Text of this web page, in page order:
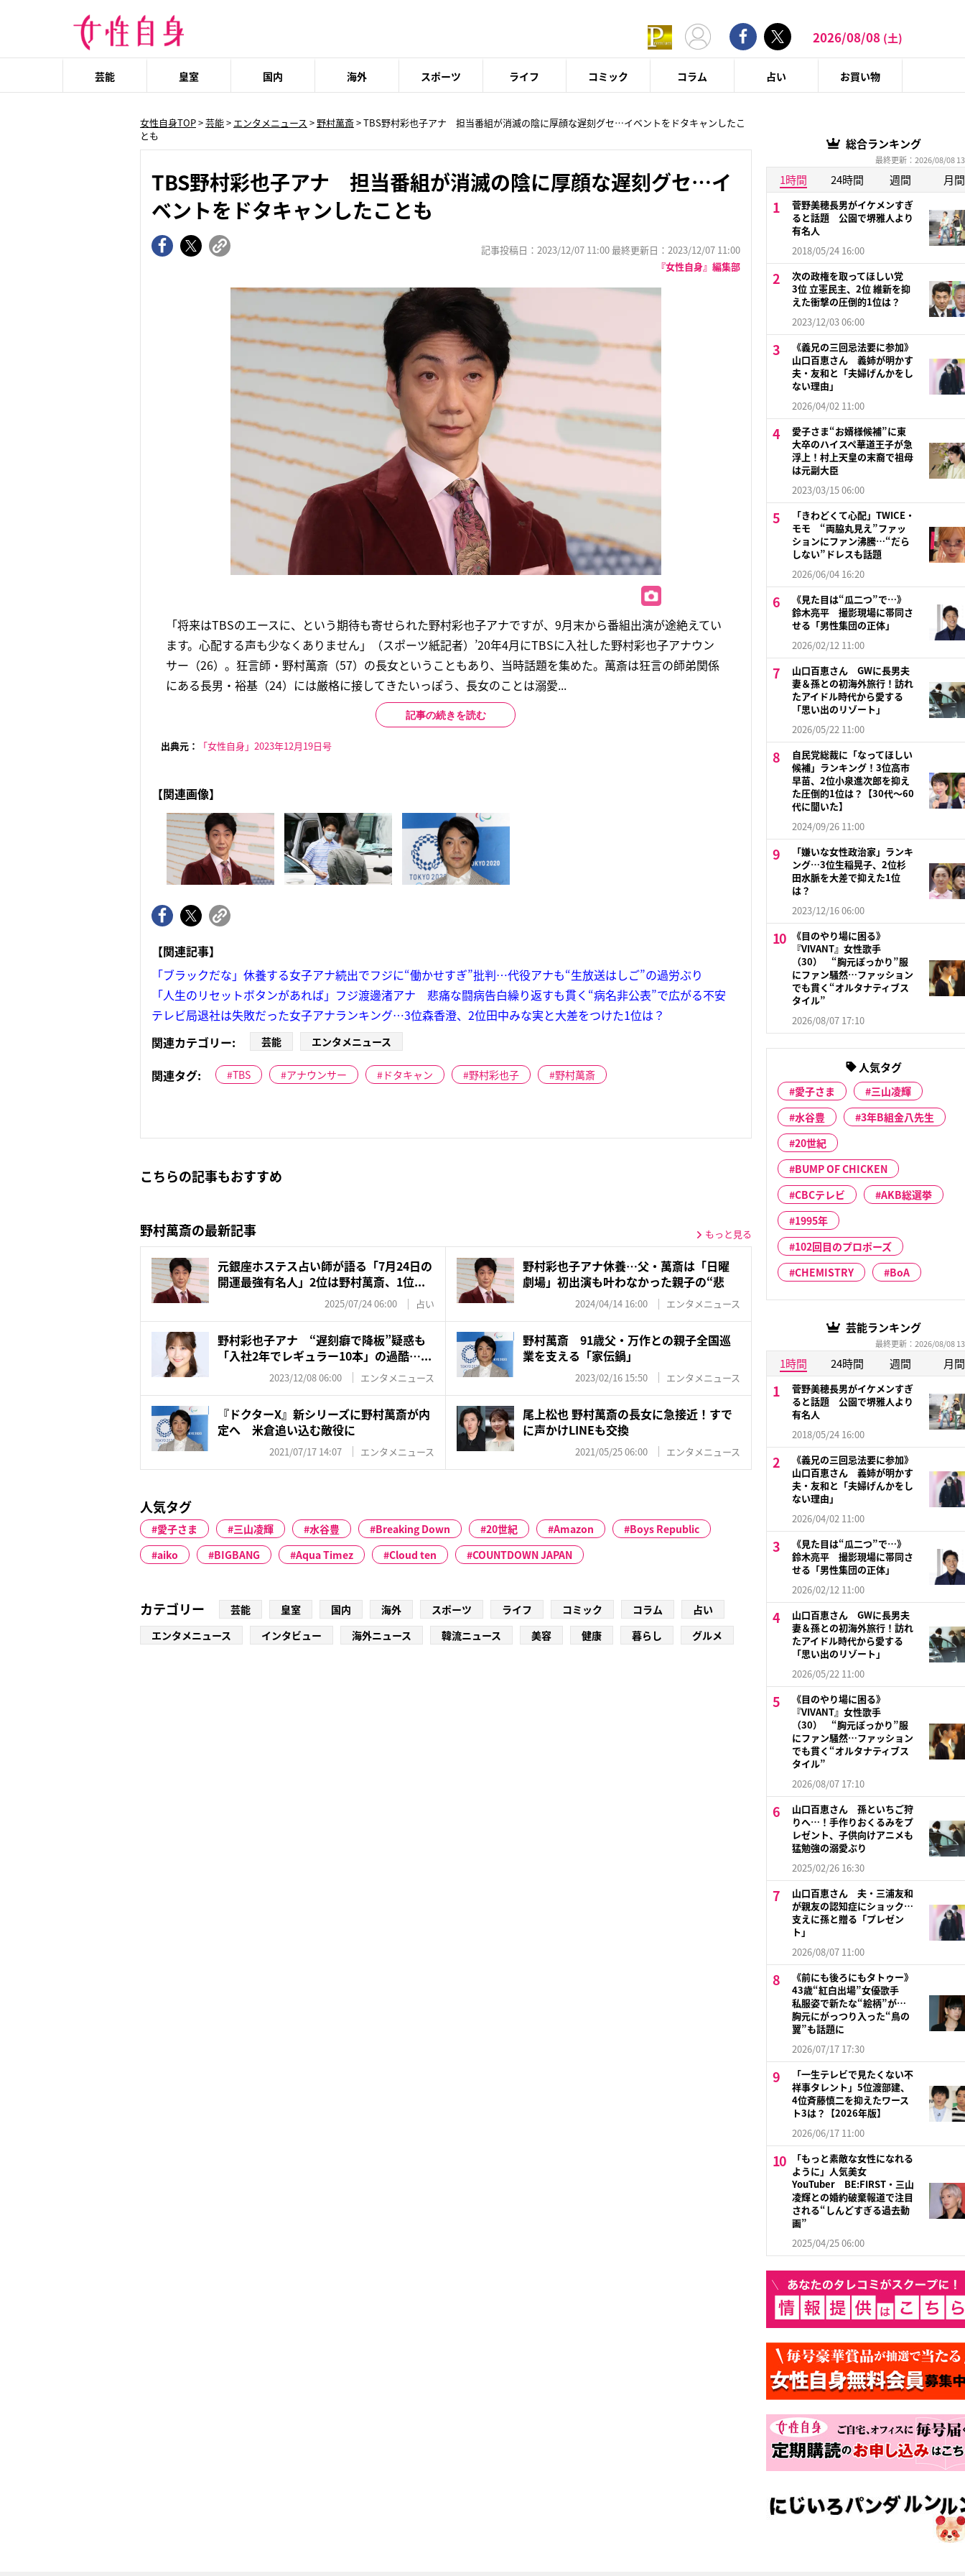
2026/08/08 (土)
芸能 皇室 国内 海外 スポーツ ライフ コミック コラム 占い お買い物
女性自身TOP>芸能> エンタメニュース > 野村萬斎> TBS野村彩也子アナ 担当番組が消滅の陰に厚顔な遅刻グセ…イベントをドタキャンしたこ
とも
TBS野村彩也子アナ 担当番組が消滅の陰に厚顔な遅刻グセ…イ
ベントをドタキャンしたことも
記事投稿日：2023/12/07 11:00 最終更新日：2023/12/07 11:00
『女性自身』編集部
「将来はTBSのエースに、という期待も寄せられた野村彩也子アナですが、9月末から番組出演が途絶えてい
ます。心配する声も少なくありません」（スポーツ紙記者）’20年4月にTBSに入社した野村彩也子アナウン
サー（26）。狂言師・野村萬斎（57）の長女ということもあり、当時話題を集めた。萬斎は狂言の師弟関係
にある長男・裕基（24）には厳格に接してきたいっぽう、長女のことは溺愛...
記事の続きを読む
出典元： 「女性自身」2023年12月19日号
【関連画像】
【関連記事】
「ブラックだな」休養する女子アナ続出でフジに“働かせすぎ”批判…代役アナも“生放送はしご”の過労ぶり
「人生のリセットボタンがあれば」フジ渡邊渚アナ 悲痛な闘病告白繰り返すも貫く“病名非公表”で広がる不安
テレビ局退社は失敗だった女子アナランキング…3位森香澄、2位田中みな実と大差をつけた1位は？
関連カテゴリー:
芸能 エンタメニュース
関連タグ: TBS アナウンサー ドタキャン 野村彩也子 野村萬斎
こちらの記事もおすすめ
野村萬斎の最新記事 もっと見る
元銀座ホステス占い師が語る「7月24日の
開運最強有名人」2位は野村萬斎、1位...
2025/07/24 06:00 占い
野村彩也子アナ休養…父・萬斎は「日曜
劇場」初出演も叶わなかった親子の“悲
2024/04/14 16:00 エンタメニュース
野村彩也子アナ “遅刻癖で降板”疑惑も
「入社2年でレギュラー10本」の過酷…...
2023/12/08 06:00 エンタメニュース
野村萬斎 91歳父・万作との親子全国巡
業を支える「家伝鍋」
2023/02/16 15:50 エンタメニュース
『ドクターX』新シリーズに野村萬斎が内
定へ 米倉追い込む敵役に
2021/07/17 14:07 エンタメニュース
尾上松也 野村萬斎の長女に急接近！すで
に声かけLINEも交換
2021/05/25 06:00 エンタメニュース
人気タグ
愛子さま 三山凌輝 水谷豊 Breaking Down 20世紀 Amazon
Boys Republic
aiko
BIGBANG Aqua Timez Cloud ten COUNTDOWN JAPAN
カテゴリー 芸能 皇室 国内 海外 スポーツ ライフ コミック コラム
占い
エンタメニュース
インタビュー 海外ニュース 韓流ニュース 美容 健康 暮らし グルメ
総合ランキング
最終更新：2026/08/08
1時間 24時間 週間 月間
菅野美穂長男がイケメンすぎ
ると話題 公園で堺雅人より
有名人
2018/05/24 16:00
次の政権を取ってほしい党
3位 立憲民主、2位 維新を抑
えた衝撃の圧倒的1位は？
2023/12/03 06:00
《義兄の三回忌法要に参加》
山口百恵さん 義姉が明かす
夫・友和と「夫婦げんかをし
ない理由」
2026/04/02 11:00
愛子さま“お婿様候補”に東
大卒のハイスペ華道王子が急
浮上！村上天皇の末裔で祖母
は元副大臣
2023/03/15 06:00
「きわどくて心配」TWICE・
モモ “両脇丸見え”ファッ
ションにファン沸騰…“だら
しない”ドレスも話題
2026/06/04 16:20
《見た目は“瓜二つ”で…》
鈴木亮平 撮影現場に帯同さ
せる「男性集団の正体」
2026/02/12 11:00
山口百恵さん GWに長男夫
妻＆孫との初海外旅行！訪れ
たアイドル時代から愛する
「思い出のリゾート」
2026/05/22 11:00
自民党総裁に「なってほしい
候補」ランキング！3位高市
早苗、2位小泉進次郎を抑え
た圧倒的1位は？【30代〜60
代に聞いた】
2024/09/26 11:00
「嫌いな女性政治家」ランキ
ング…3位生稲晃子、2位杉
田水脈を大差で抑えた1位
は？
2023/12/16 06:00
《目のやり場に困る》
『VIVANT』女性歌手
（30） “胸元ぽっかり”服
にファン騒然…ファッション
でも貫く“オルタナティブス
タイル”
2026/08/07 17:10
人気タグ
愛子さま
三山凌輝
水谷豊
3年B組金八先生
20世紀
BUMP OF CHICKEN
CBCテレビ
AKB総選挙
1995年
102回目のプロポーズ
CHEMISTRY
BoA
芸能ランキング
最終更新：2026/08/08
1時間 24時間 週間 月間
菅野美穂長男がイケメンすぎ
ると話題 公園で堺雅人より
有名人
2018/05/24 16:00
《義兄の三回忌法要に参加》
山口百恵さん 義姉が明かす
夫・友和と「夫婦げんかをし
ない理由」
2026/04/02 11:00
《見た目は“瓜二つ”で…》
鈴木亮平 撮影現場に帯同さ
せる「男性集団の正体」
2026/02/12 11:00
山口百恵さん GWに長男夫
妻＆孫との初海外旅行！訪れ
たアイドル時代から愛する
「思い出のリゾート」
2026/05/22 11:00
《目のやり場に困る》
『VIVANT』女性歌手
（30） “胸元ぽっかり”服
にファン騒然…ファッション
でも貫く“オルタナティブス
タイル”
2026/08/07 17:10
山口百恵さん 孫といちご狩
りへ…！手作りおくるみをプ
レゼント、子供向けアニメも
猛勉強の溺愛ぶり
2025/02/26 16:30
山口百恵さん 夫・三浦友和
が親友の認知症にショック…
支えに孫と贈る「プレゼン
ト」
2026/08/07 11:00
《前にも後ろにもタトゥー》
43歳“紅白出場”女優歌手
私服姿で新たな“絵柄”が…
胸元にがっつり入った“鳥の
翼”も話題に
2026/07/17 17:30
「一生テレビで見たくない不
祥事タレント」5位渡部建、
4位斉藤慎二を抑えたワース
ト3は？【2026年版】
2026/06/17 11:00
「もっと素敵な女性になれる
ように」人気美女
YouTuber BE:FIRST・三山
凌輝との婚約破棄報道で注目
される“しんどすぎる過去動
画”
2025/04/25 06:00